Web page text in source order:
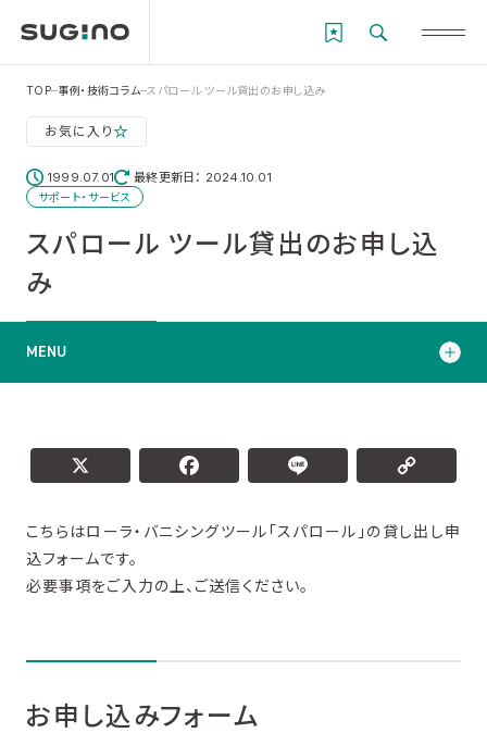
TOP 事例・技術コラム スパロール ツール貸出のお申し込み
お気に入り
1999.07.01 最終更新日： 2024.10.01
サポート・サービス
スパロール ツール貸出のお申し込
み
MENU
こちらはローラ・バニシングツール「スパロール」の貸し出し申
込フォームです。
必要事項をご入力の上、ご送信ください。
お申し込みフォーム